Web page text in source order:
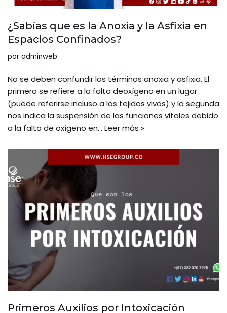
¿Sabías que es la Anoxia y la Asfixia en
Espacios Confinados?
por adminweb
No se deben confundir los términos anoxia y asfixia. El
primero se refiere a la falta deoxígeno en un lugar
(puede referirse incluso a los tejidos vivos) y la segunda
nos indica la suspensión de las funciones vitales debido
a la falta de oxígeno en… Leer más »
Primeros Auxilios por Intoxicación